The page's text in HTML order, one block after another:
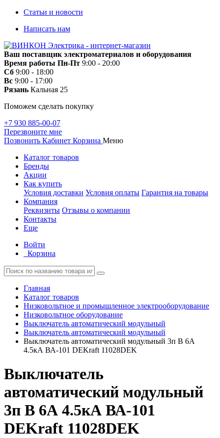
Статьи и новости
Написать нам
Ваш поставщик электроматериалов и оборудования
Время работы Пн-Пт 9:00 - 20:00
Сб 9:00 - 18:00
Вс 9:00 - 17:00
Рязань Кальная 25
Поможем сделать покупку
+7 930 885-00-07
Перезвоните мне
Позвонить Кабинет Корзина Меню
Каталог товаров
Бренды
Акции
Как купить
Условия доставки Условия оплаты Гарантия на товары
Компания
Реквизиты Отзывы о компании
Контакты
Еще
Войти
Корзина
Главная
Каталог товаров
Низковольтное и промышленное электрооборудование
Низковольтное оборудование
Выключатель автоматический модульный
Выключатель автоматический модульный
Выключатель автоматический модульный 3п B 6А
4.5кА ВА-101 DEKraft 11028DEK
Выключатель
автоматический модульный
3п B 6А 4.5кА ВА-101
DEKraft 11028DEK